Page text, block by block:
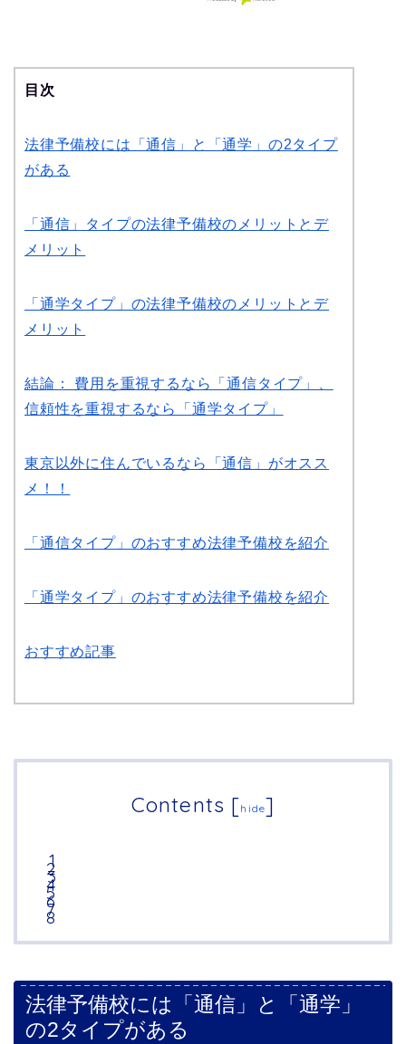
目次
法律予備校には「通信」と「通学」の2タイプ
がある
「通信」タイプの法律予備校のメリットとデ
メリット
「通学タイプ」の法律予備校のメリットとデ
メリット
結論： 費用を重視するなら「通信タイプ」、
信頼性を重視するなら「通学タイプ」
東京以外に住んでいるなら「通信」がオスス
メ！！
「通信タイプ」のおすすめ法律予備校を紹介
「通学タイプ」のおすすめ法律予備校を紹介
おすすめ記事
Contents [hide]
法律予備校には「通信」と「通学」
の2タイプがある